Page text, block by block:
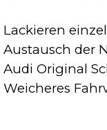
Lackieren
Austausch der
Audi Original
Weicheres